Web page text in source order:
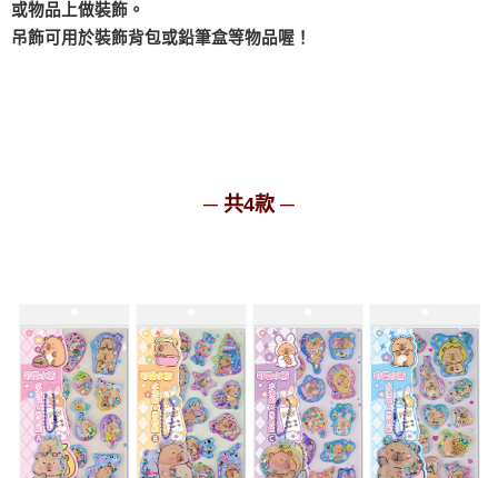
或物品上做裝飾。
吊飾可用於裝飾背包或鉛筆盒等物品喔！
─ 共4款 ─